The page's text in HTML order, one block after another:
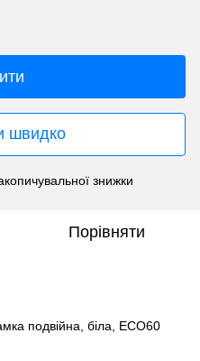
швидко
знижки
Порівняти
подвійна, біла, ECO60